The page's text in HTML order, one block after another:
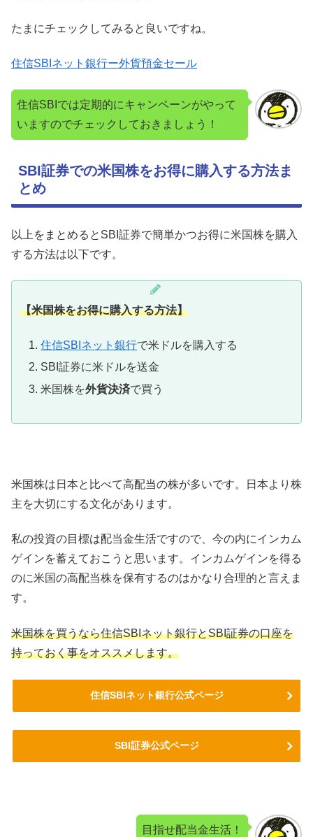
たまにチェックしてみると良いですね。
住信SBIネット銀行ー外貨預金セール
住信SBIでは定期的にキャンペーンがやって
いますのでチェックしておきましょう！
SBI証券での米国株をお得に購入する方法ま
とめ
以上をまとめるとSBI証券で簡単かつお得に米国株を購入
する方法は以下です。
【米国株をお得に購入する方法】
住信SBIネット銀行で米ドルを購入する
SBI証券に米ドルを送金
米国株を外貨決済で買う
米国株は日本と比べて高配当の株が多いです。日本より株
主を大切にする文化があります。
私の投資の目標は配当金生活ですので、今の内にインカム
ゲインを蓄えておこうと思います。インカムゲインを得る
のに米国の高配当株を保有するのはかなり合理的と言えま
す。
米国株を買うなら住信SBIネット銀行とSBI証券の口座を
持っておく事をオススメします。
住信SBIネット銀行公式ページ
SBI証券公式ページ
目指せ配当金生活！